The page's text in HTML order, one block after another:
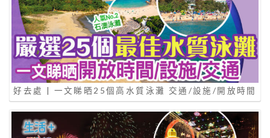
好去處 | 一文睇晒25個高水質泳灘 交通/設施/開放時間